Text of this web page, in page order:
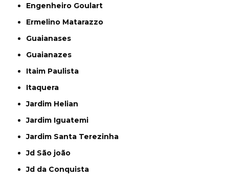
Engenheiro Goulart
Ermelino Matarazzo
Guaianases
Guaianazes
Itaim Paulista
Itaquera
Jardim Helian
Jardim Iguatemi
Jardim Santa Terezinha
Jd São joão
Jd da Conquista